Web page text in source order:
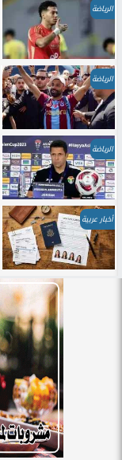
الرياضة
الرياضة
الرياضة
أخبار عربية